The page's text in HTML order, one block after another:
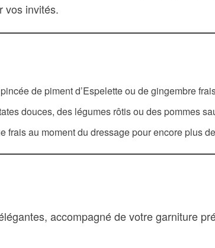
vos invités.
de piment d’Espelette ou de gingembre
douces, des légumes rôtis ou des pommes
frais au moment du dressage pour encore plus
accompagné de votre garniture